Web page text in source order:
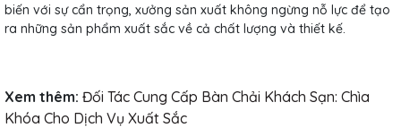
biến với sự cẩn trọng, xưởng sản xuất không ngừng nỗ lực để tạo
ra những sản phẩm xuất sắc về cả chất lượng và thiết kế.
Xem thêm: Đối Tác Cung Cấp Bàn Chải Khách Sạn: Chìa
Khóa Cho Dịch Vụ Xuất Sắc